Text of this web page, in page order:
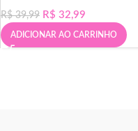
R$39,99 R$ 32,99
ADICIONAR AO CARRINHO